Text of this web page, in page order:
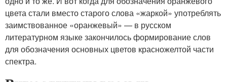
цвета стали вместо старого слова «жаркой» употреблять
заимствованное «оранжевый» — в русском
литературном языке закончилось формирование слов
для обозначения основных цветов красно­желтой части
спектра.